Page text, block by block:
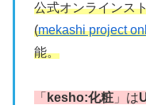
公式オンラインス
(mekashi project
能。​
「 kesho:化粧 」は